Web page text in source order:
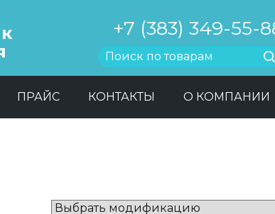
+7 (383) 349-55-
ПРАЙС КОНТАКТЫ О КОМПАНИИ